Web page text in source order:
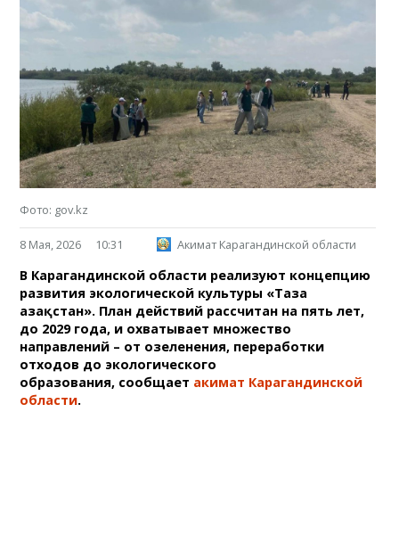
Фото: gov.kz
8 Мая, 2026 10:31 Акимат Карагандинской области
В Карагандинской области реализуют концепцию
развития экологической культуры «Таза
Қазақстан». План действий рассчитан на пять лет,
до 2029 года, и охватывает множество
направлений – от озеленения, переработки
отходов до экологического
образования, сообщает акимат Карагандинской
области.